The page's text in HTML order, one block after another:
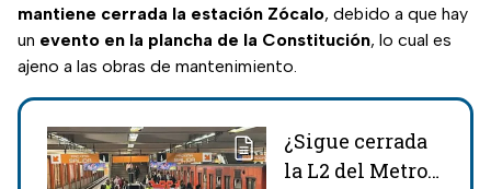
mantiene cerrada la estación Zócalo, debido a que hay
un evento en la plancha de la Constitución, lo cual es
ajeno a las obras de mantenimiento.
¿Sigue cerrada
la L2 del Metro